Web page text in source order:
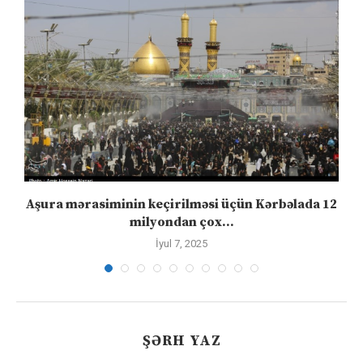
Aşura mərasiminin keçirilməsi üçün Kərbəlada 12
milyondan çox...
İyul 7, 2025
ŞƏRH YAZ